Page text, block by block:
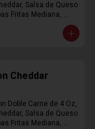
Salsa de Queso
Fritas Mediana,
Cheddar
Doble Carne de 4 Oz,
Salsa de Queso
Fritas Mediana,